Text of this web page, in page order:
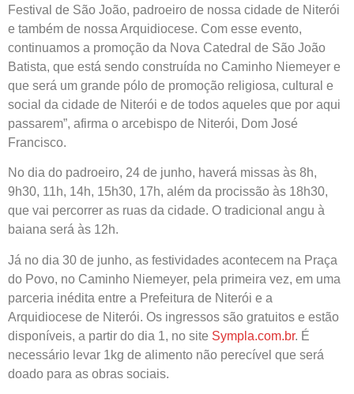
Festival de São João, padroeiro de nossa cidade de Niterói
e também de nossa Arquidiocese. Com esse evento,
continuamos a promoção da Nova Catedral de São João
Batista, que está sendo construída no Caminho Niemeyer e
que será um grande pólo de promoção religiosa, cultural e
social da cidade de Niterói e de todos aqueles que por aqui
passarem”, afirma o arcebispo de Niterói, Dom José
Francisco.
No dia do padroeiro, 24 de junho, haverá missas às 8h,
9h30, 11h, 14h, 15h30, 17h, além da procissão às 18h30,
que vai percorrer as ruas da cidade. O tradicional angu à
baiana será às 12h.
Já no dia 30 de junho, as festividades acontecem na Praça
do Povo, no Caminho Niemeyer, pela primeira vez, em uma
parceria inédita entre a Prefeitura de Niterói e a
Arquidiocese de Niterói. Os ingressos são gratuitos e estão
disponíveis, a partir do dia 1, no site Sympla.com.br. É
necessário levar 1kg de alimento não perecível que será
doado para as obras sociais.